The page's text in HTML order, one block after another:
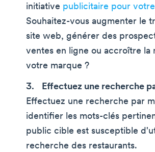
initiative publicitaire pour
Souhaitez-vous augmenter le
site web, générer des
ventes en ligne ou accroître la
votre marque ?
Effectuez une recherche
Effectuez une recherche par
identifier les mots-clés
public cible est susceptible
recherche des restaurants.